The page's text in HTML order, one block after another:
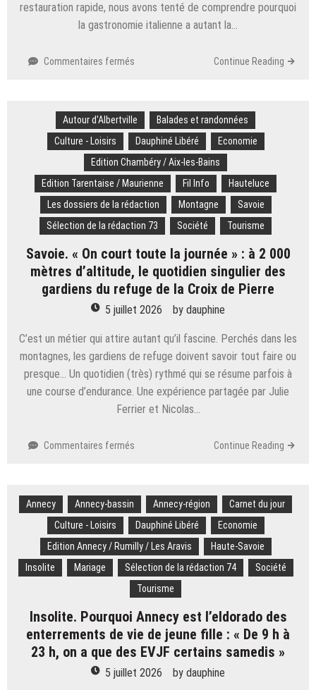
démontage
restauration rapide, nous avons tenté de comprendre pourquoi
la gastronomie italienne a autant la…
Commentaires fermés
restaurants
italiens
font
recette
dans
le
centre-
ville
de
Chambéry
Continue Reading
Autour d'Albertville
Balades et randonnées
Culture - Loisirs
Dauphiné Libéré
Economie
Edition Chambéry / Aix-les-Bains
Edition Tarentaise / Maurienne
Fil Info
Hauteluce
Les dossiers de la rédaction
Montagne
Savoie
Sélection de la rédaction 73
Société Tourisme
Savoie. « On court toute la journée » : à 2 000
mètres d’altitude, le quotidien singulier des
gardiens du refuge de la Croix de Pierre
5 juillet 2026 by dauphine
C’est un métier qui attire autant qu’il fascine. Perchés dans les
montagnes, les gardiens de refuge doivent savoir tout faire ou
presque… Un quotidien (très) rythmé qui se résume parfois à
une course d’endurance. Une expérience partagée par Julie
Ferrier et Nicolas…
Commentaires fermés
toute
la
journée » :
à
2
000
mètres
le
quotidien
singulier
des
Continue Reading
Annecy Annecy-bassin Annecy-région
Carnet du jour
Culture - Loisirs
Dauphiné Libéré
Economie
Edition Annecy / Rumilly / Les Aravis
Haute-Savoie
Insolite
Mariage Sélection de la rédaction 74
Société
Tourisme
Insolite. Pourquoi Annecy est l’eldorado des
enterrements de vie de jeune fille : « De 9 h à
23 h, on a que des EVJF certains samedis »
5 juillet 2026 by dauphine